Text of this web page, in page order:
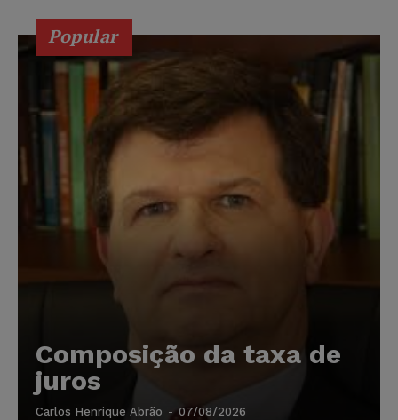
Popular
Composição da taxa de
juros
Carlos Henrique Abrão - 07/08/2026